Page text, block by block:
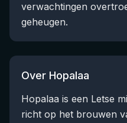
verwachtingen
geheugen.
Over Hopalaa
Hopalaa is een Letse
richt op het brouwen